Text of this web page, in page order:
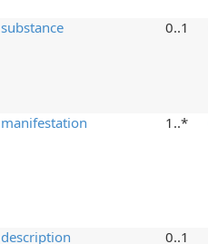
substance
0..1
manifestation 1..*
description 0..1